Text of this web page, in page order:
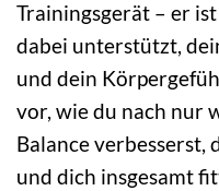
Trainingsgerät – er
dabei unterstützt,
und dein
vor, wie du nach nur
Balance
und dich insgesamt